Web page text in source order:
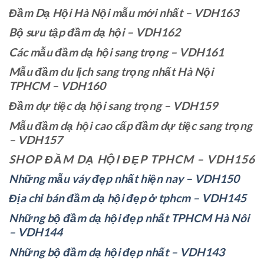
Đầm Dạ Hội Hà Nội mẫu mới nhất – VDH163
Bộ sưu tập đầm dạ hội – VDH162
Các mẫu đầm dạ hội sang trọng – VDH161
Mẫu đầm du lịch sang trọng nhất Hà Nội
TPHCM – VDH160
Đầm dự tiệc dạ hội sang trọng – VDH159
Mẫu đầm dạ hội cao cấp đầm dự tiệc sang trọng
– VDH157
SHOP ĐẦM DẠ HỘI ĐẸP TPHCM – VDH156
Những mẫu váy đẹp nhất hiện nay – VDH150
Địa chỉ bán đầm dạ hội đẹp ở tphcm – VDH145
Những bộ đầm dạ hội đẹp nhất TPHCM Hà Nôi
– VDH144
Những bộ đầm dạ hội đẹp nhất – VDH143